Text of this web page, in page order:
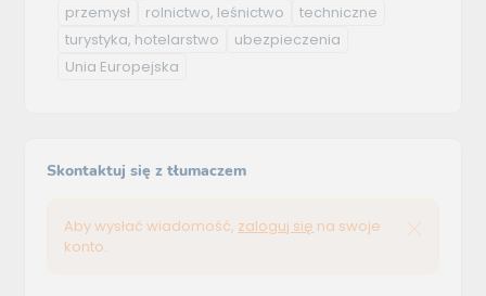
przemysł
rolnictwo, leśnictwo
techniczne
turystyka, hotelarstwo
ubezpieczenia
Unia Europejska
Skontaktuj się z tłumaczem
Aby wysłać wiadomość, zaloguj się na swoje
konto.